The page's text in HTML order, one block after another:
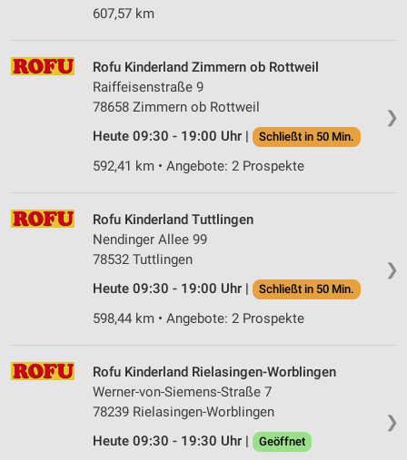
607,57 km
❯
Rofu Kinderland Zimmern ob Rottweil
Raiffeisenstraße 9
78658 Zimmern ob Rottweil
Heute 09:30 - 19:00 Uhr |
Schließt in 50 Min.
592,41 km • Angebote: 2 Prospekte
❯
Rofu Kinderland Tuttlingen
Nendinger Allee 99
78532 Tuttlingen
Heute 09:30 - 19:00 Uhr |
Schließt in 50 Min.
598,44 km • Angebote: 2 Prospekte
❯
Rofu Kinderland Rielasingen-Worblingen
Werner-von-Siemens-Straße 7
78239 Rielasingen-Worblingen
Heute 09:30 - 19:30 Uhr |
Geöffnet